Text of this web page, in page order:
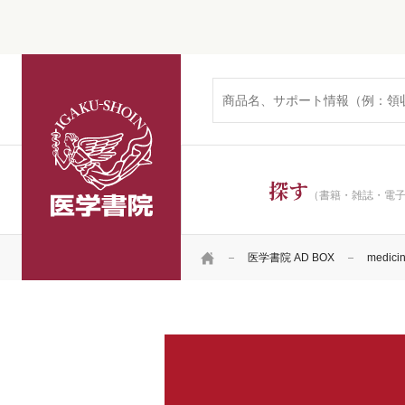
探す （書籍・雑誌・電
HOME 医学書院 AD BOX